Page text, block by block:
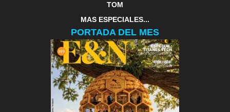
TOM
MAS ESPECIALES...
PORTADA DEL MES